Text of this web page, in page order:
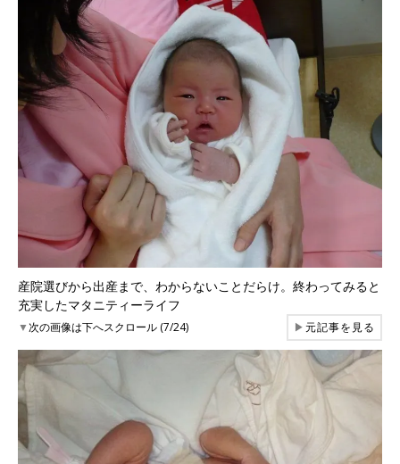
産院選びから出産まで、わからないことだらけ。終わってみると
充実したマタニティーライフ
▼次の画像は下へスクロール (7/24) ▶元記事を見る